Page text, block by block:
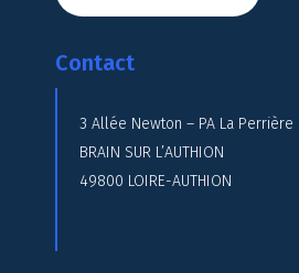
Contact
3 Allée Newton – PA La Perrière
BRAIN SUR L’AUTHION
49800 LOIRE-AUTHION